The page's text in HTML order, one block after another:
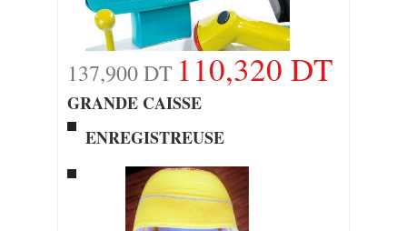
137,900 DT 110,320 DT
GRANDE CAISSE
ENREGISTREUSE